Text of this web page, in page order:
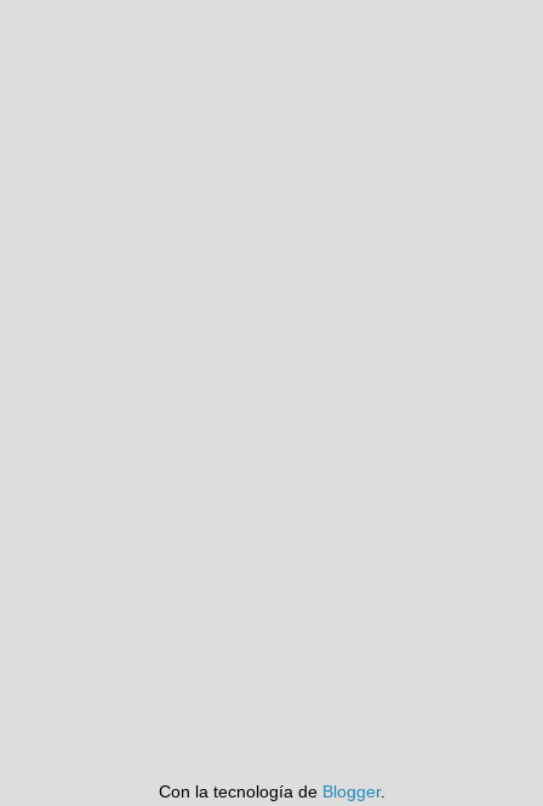
Con la tecnología de Blogger.